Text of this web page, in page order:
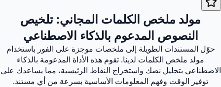
مولد ملخص الكلمات المجاني: تلخيص
النصوص المدعوم بالذكاء الاصطناعي
حوّل المستندات الطويلة إلى ملخصات موجزة على الفور باستخدام
مولد ملخص الكلمات لدينا. تقوم هذه الأداة المدعومة بالذكاء
الاصطناعي بتحليل نصك واستخراج النقاط الرئيسية، مما يساعدك على
توفير الوقت وفهم المعلومات الأساسية بسرعة من أي مستند.